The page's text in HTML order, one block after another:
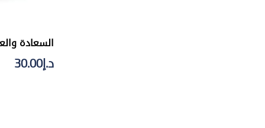
السعادة
د.إ30.00